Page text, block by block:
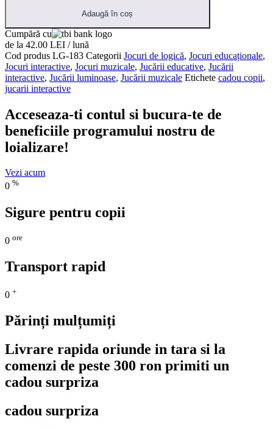
Adaugă în coș
Cumpără cu
de la 42.00 LEI / lună
Cod produs LG-183 Categorii Jocuri de logică, Jocuri educaționale,
Jocuri interactive, Jocuri muzicale, Jucării educative, Jucării
interactive, Jucării luminoase, Jucării muzicale Etichete cadou copii,
jucarii interactive
Acceseaza-ti contul si bucura-te de
beneficiile programului nostru de
loializare!
Vezi acum
0 %
Sigure pentru copii
0 ore
Transport rapid
0 +
Părinți mulțumiți
Livrare rapida oriunde in tara si la
comenzi de peste 300 ron primiti un
cadou surpriza
cadou surpriza